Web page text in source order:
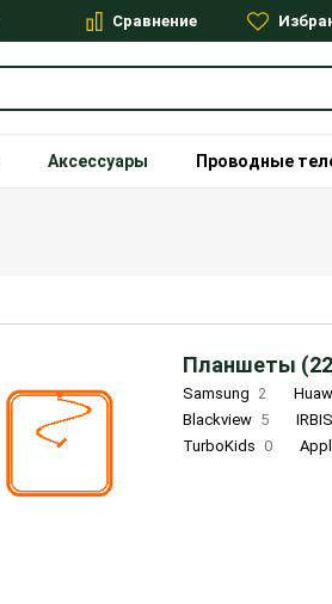
Сравнение
Аксессуары Проводные
Планшеты
Samsung 2
Blackview 5 IRBIS
TurboKids 0